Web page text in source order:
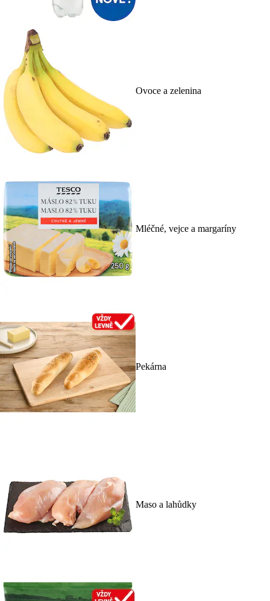
Ovoce a zelenina
Mléčné, vejce a margaríny
Pekárna
Maso a lahůdky